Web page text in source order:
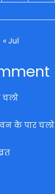
« Jul
चलो
के पार चलो